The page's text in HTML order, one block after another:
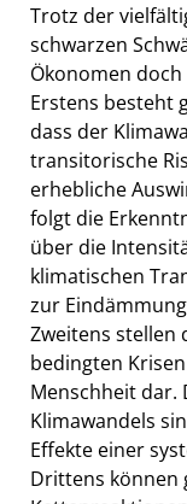
Trotz der
schwarzen
Ökonomen
Erstens besteht
dass der
transitorische
erhebliche
folgt die
über die
klimatischen
zur
Zweitens stellen
bedingten
Menschheit dar.
Klimawandels
Effekte einer
Drittens können